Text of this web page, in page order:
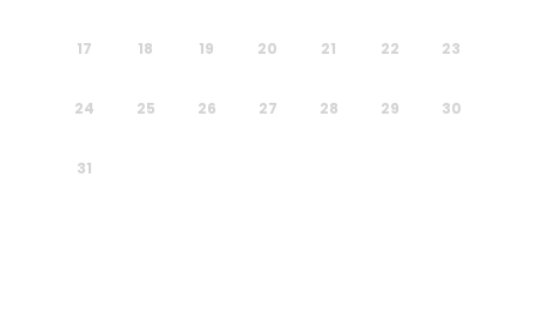
17 18 19 20 21 22 23
24 25 26 27 28 29 30
31